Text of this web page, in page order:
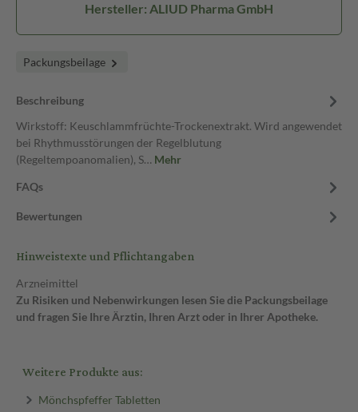
Hersteller: ALIUD Pharma GmbH
Packungsbeilage
Beschreibung
Wirkstoff: Keuschlammfrüchte-Trockenextrakt. Wird angewendet
bei Rhythmusstörungen der Regelblutung
(Regeltempoanomalien), S… Mehr
FAQs
Bewertungen
Hinweistexte und Pflichtangaben
Arzneimittel
Zu Risiken und Nebenwirkungen lesen Sie die Packungsbeilage
und fragen Sie Ihre Ärztin, Ihren Arzt oder in Ihrer Apotheke.
Weitere Produkte aus:
Mönchspfeffer Tabletten